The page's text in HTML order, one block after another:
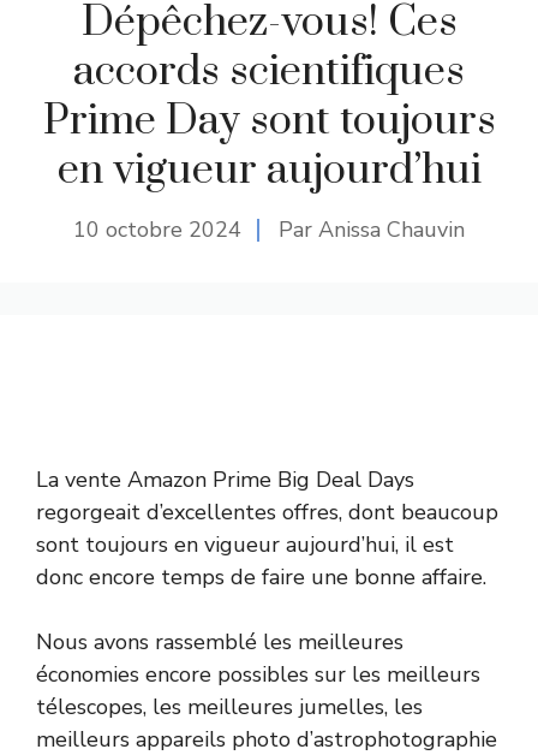
Dépêchez-vous! Ces
accords scientifiques
Prime Day sont toujours
en vigueur aujourd’hui
10 octobre 2024 Par Anissa Chauvin
La vente Amazon Prime Big Deal Days
regorgeait d’excellentes offres, dont beaucoup
sont toujours en vigueur aujourd’hui, il est
donc encore temps de faire une bonne affaire.
Nous avons rassemblé les meilleures
économies encore possibles sur les meilleurs
télescopes, les meilleures jumelles, les
meilleurs appareils photo d’astrophotographie